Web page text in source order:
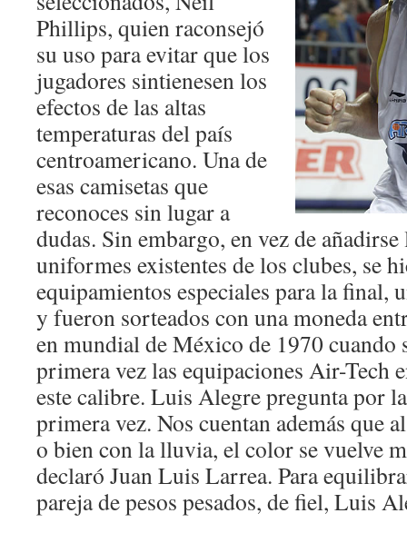
Phillips, quien raconsejó
su uso para evitar que los
jugadores sintienesen los
efectos de las altas
temperaturas del país
centroamericano. Una de
esas camisetas que
reconoces sin lugar a
dudas. Sin embargo, en vez de
uniformes existentes de los clubes, se
equipamientos especiales para la final,
y fueron sorteados con una moneda
en mundial de México de 1970
primera vez las equipaciones Air-Tech
este calibre. Luis Alegre pregunta por
primera vez. Nos cuentan además que
o bien con la lluvia, el color se vuelve
declaró Juan Luis Larrea. Para
pareja de pesos pesados, de fiel, Luis